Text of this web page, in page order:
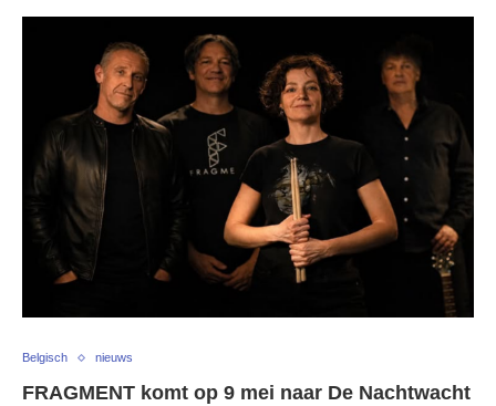
Belgisch nieuws
FRAGMENT komt op 9 mei naar De Nachtwacht